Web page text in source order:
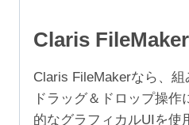
ザ）
Claris
Claris FileMakerなら、組
ドラッグ＆ドロップ操
的なグラフィカルUIを使